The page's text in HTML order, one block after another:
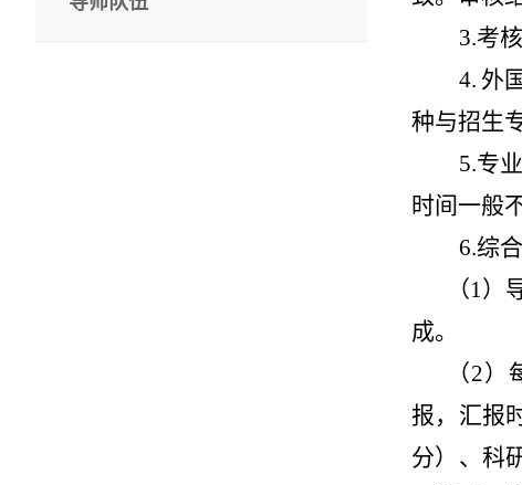
3.考
4. 外
种与招生
5.专
时间一般
6.综
（1）
成。
（2）
报，汇报
分）、科